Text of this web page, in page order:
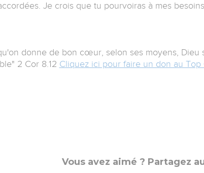
Je crois que tu pourvoiras à mes
donne de bon cœur, selon ses moyens, Dieu
2 Cor 8.12 Cliquez ici pour faire un don au Top
Vous avez aimé ? Partagez